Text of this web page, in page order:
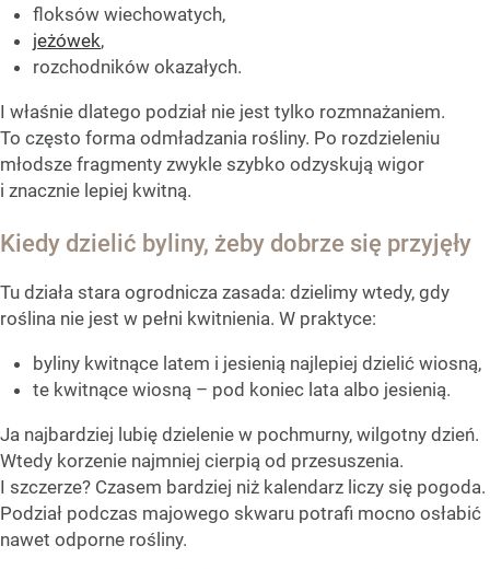
floksów wiechowatych,
jeżówek,
rozchodników okazałych.
I właśnie dlatego podział nie jest tylko rozmnażaniem.
To często forma odmładzania rośliny. Po rozdzieleniu
młodsze fragmenty zwykle szybko odzyskują wigor
i znacznie lepiej kwitną.
Kiedy dzielić byliny, żeby dobrze się przyjęły
Tu działa stara ogrodnicza zasada: dzielimy wtedy, gdy
roślina nie jest w pełni kwitnienia. W praktyce:
byliny kwitnące latem i jesienią najlepiej dzielić wiosną,
te kwitnące wiosną – pod koniec lata albo jesienią.
Ja najbardziej lubię dzielenie w pochmurny, wilgotny dzień.
Wtedy korzenie najmniej cierpią od przesuszenia.
I szczerze? Czasem bardziej niż kalendarz liczy się pogoda.
Podział podczas majowego skwaru potrafi mocno osłabić
nawet odporne rośliny.